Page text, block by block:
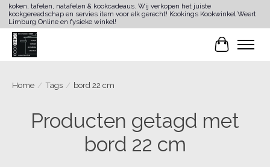
koken, tafelen, natafelen & kookcadeaus. Wij verkopen het juiste
kookgereedschap en servies item voor elk gerecht! Kookings Kookwinkel Weert
Limburg Online en fysieke winkel!
Home / Tags / bord 22 cm
Producten getagd met
bord 22 cm